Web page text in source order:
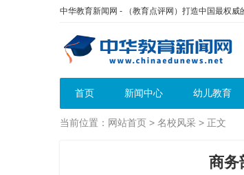
中华教育新闻网 - （教育点评网）打造中国最权
首页 新闻中心 幼儿教育
当前位置： 网站首页 > 名校风采 > 正文
商务